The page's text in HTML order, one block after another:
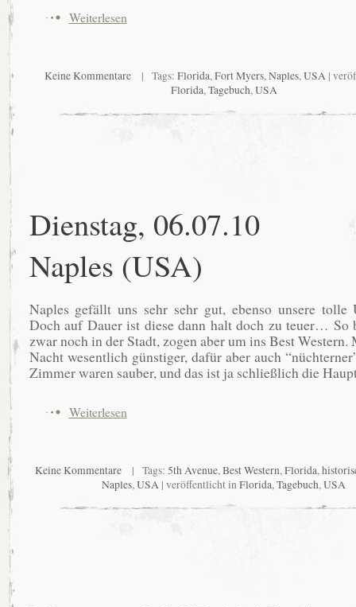
Weiterlesen
Keine Kommentare| Tags: Florida,Fort Myers,Naples,USA|
Florida,Tagebuch,USA
Dienstag, 06.07.10
Naples (USA)
Naples gefällt uns sehr sehr gut, ebenso unsere tolle
Doch auf Dauer ist diese dann halt doch zu teuer… So
zwar noch in der Stadt, zogen aber um ins Best
Nacht wesentlich günstiger, dafür aber auch
Zimmer waren sauber, und das ist ja schließlich die
Weiterlesen
Keine Kommentare | Tags: 5th Avenue,Best Western,Florida,
Naples,USA | veröffentlicht inFlorida,Tagebuch,USA